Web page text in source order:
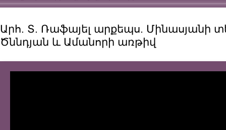
Արհ. Տ. Ռաֆայել արքեպս. Մինասյանի
Ծննդյան և Ամանորի առթիվ